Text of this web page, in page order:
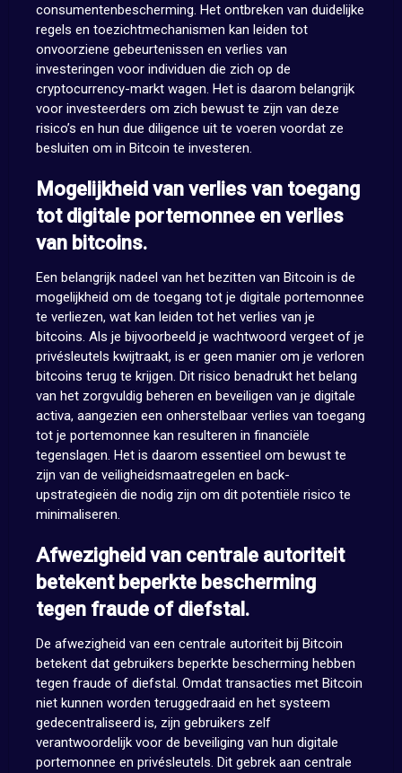
consumentenbescherming. Het ontbreken van duidelijke
regels en toezichtmechanismen kan leiden tot
onvoorziene gebeurtenissen en verlies van
investeringen voor individuen die zich op de
cryptocurrency-markt wagen. Het is daarom belangrijk
voor investeerders om zich bewust te zijn van deze
risico’s en hun due diligence uit te voeren voordat ze
besluiten om in Bitcoin te investeren.
Mogelijkheid van verlies van toegang
tot digitale portemonnee en verlies
van bitcoins.
Een belangrijk nadeel van het bezitten van Bitcoin is de
mogelijkheid om de toegang tot je digitale portemonnee
te verliezen, wat kan leiden tot het verlies van je
bitcoins. Als je bijvoorbeeld je wachtwoord vergeet of je
privésleutels kwijtraakt, is er geen manier om je verloren
bitcoins terug te krijgen. Dit risico benadrukt het belang
van het zorgvuldig beheren en beveiligen van je digitale
activa, aangezien een onherstelbaar verlies van toegang
tot je portemonnee kan resulteren in financiële
tegenslagen. Het is daarom essentieel om bewust te
zijn van de veiligheidsmaatregelen en back-
upstrategieën die nodig zijn om dit potentiële risico te
minimaliseren.
Afwezigheid van centrale autoriteit
betekent beperkte bescherming
tegen fraude of diefstal.
De afwezigheid van een centrale autoriteit bij Bitcoin
betekent dat gebruikers beperkte bescherming hebben
tegen fraude of diefstal. Omdat transacties met Bitcoin
niet kunnen worden teruggedraaid en het systeem
gedecentraliseerd is, zijn gebruikers zelf
verantwoordelijk voor de beveiliging van hun digitale
portemonnee en privésleutels. Dit gebrek aan centrale